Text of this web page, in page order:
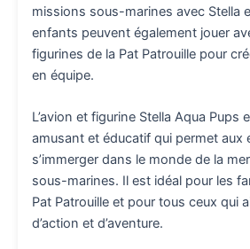
missions sous-marines avec Stella
enfants peuvent également jouer
figurines de la Pat Patrouille pour
en équipe.
L’avion et figurine Stella Aqua Pups
amusant et éducatif qui permet aux
s’immerger dans le monde de la
sous-marines. Il est idéal pour les
Pat Patrouille et pour tous ceux qui
d’action et d’aventure.